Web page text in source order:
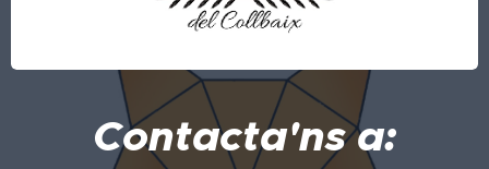
Contacta'ns a: